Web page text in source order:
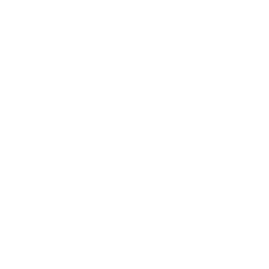
kreslom na lôžko pre 1 osobu, sociálne zariadenie so sprchou
alebo vaňou, spravidla balkón; 2. podlažie apartmánu: nie
do veľmi nízkeho podkrovia
sociálne zariadenie so sprchou alebo vaňou, spravidla balkón;
a točitom schodisku do veľmi nízkeho podkrovia; niektoré